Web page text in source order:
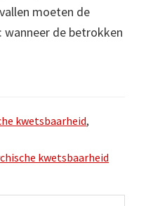
moeten de
de betrokken
kwetsbaarheid,
kwetsbaarheid